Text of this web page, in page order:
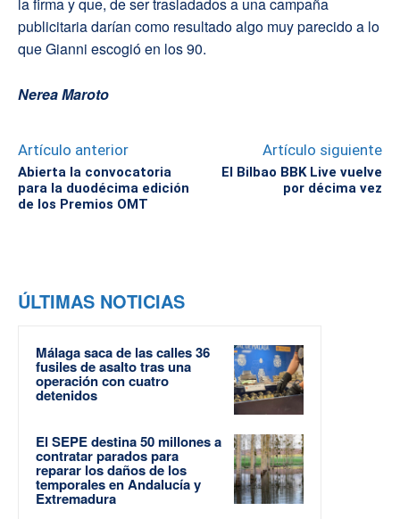
publicitaria darían como resultado algo muy parecido a lo
que Gianni escogió en los 90.
Nerea Maroto
Artículo anterior
Abierta la convocatoria
para la duodécima edición
de los Premios OMT
Artículo siguiente
El Bilbao BBK Live vuelve
por décima vez
ÚLTIMAS NOTICIAS
Málaga saca de las calles 36
fusiles de asalto tras una
operación con cuatro
detenidos
El SEPE destina 50 millones a
contratar parados para
reparar los daños de los
temporales en Andalucía y
Extremadura